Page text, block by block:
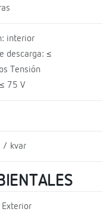
interior
descarga: ≤
Tensión
75 V
/ kvar